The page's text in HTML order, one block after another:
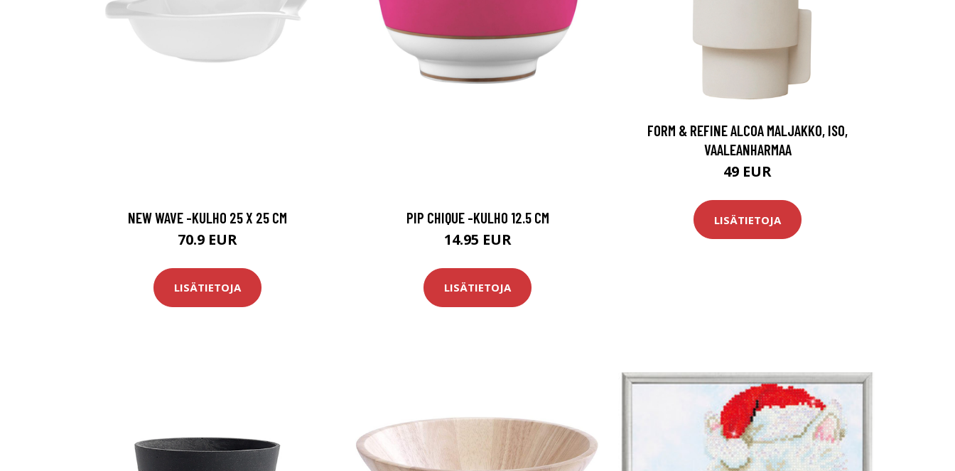
NEW WAVE -KULHO 25 X 25 CM
70.9 EUR
LISÄTIETOJA
PIP CHIQUE -KULHO 12.5 CM
14.95 EUR
LISÄTIETOJA
FORM & REFINE ALCOA MALJAKKO, ISO,
VAALEANHARMAA
49 EUR
LISÄTIETOJA